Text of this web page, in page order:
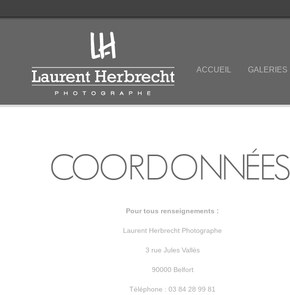
GALERIES
ACCUEIL
COORDONNÉES
Pour tous renseignements :
Laurent Herbrecht Photographe
3 rue Jules Vallès
90000 Belfort
Téléphone : 03 84 28 99 81